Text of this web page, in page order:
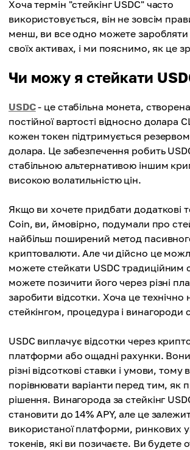
Хоча термін "стейкінг USDC" часто
використовується, він не зовсім
менш, ви все одно можете заробляти
своїх активах, і ми пояснимо, як це
Чи можу я стейкати
USDC- це стабільна монета,
постійної вартості відносно долара
кожен токен підтримується резервом
долара. Це забезпечення робить
стабільною альтернативою іншим
високою волатильністю цін.
Якщо ви хочете придбати додаткові
Coin, ви, ймовірно, подумали про
найбільш поширений метод
криптовалюти. Але чи дійсно це
можете стейкати USDC традиційним
можете позичити його через різні
заробити відсотки. Хоча це технічно
стейкінгом, процедура і винагороди
USDC виплачує відсотки через
платформи або ощадні рахунки.
різні відсоткові ставки і умови, тому
порівнювати варіанти перед тим, як
рішення. Винагорода за стейкінг
становити до 14% APY, але це
використаної платформи, ринкових
токенів, які ви позичаєте. Ви будете